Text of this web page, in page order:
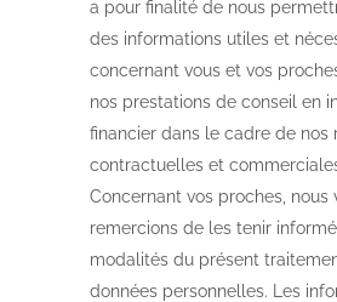
a pour finalité de nous
des informations utiles et
concernant vous et vos
nos prestations de conseil en
financier dans le cadre de nos
contractuelles et
Concernant vos proches, nous
remercions de les tenir
modalités du présent
données personnelles. Les